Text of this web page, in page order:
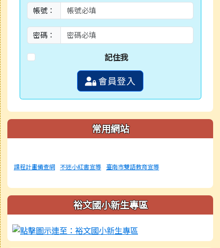
帳號：
密碼：
記住我
會員登入
常用網站
課程計畫備查網 不迷小紅書宣導 臺南市雙語教育宣導
裕文國小新生專區